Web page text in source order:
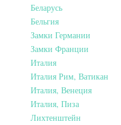
Беларусь
Бельгия
Замки Германии
Замки Франции
Италия
Италия Рим, Ватикан
Италия, Венеция
Италия, Пиза
Лихтенштейн